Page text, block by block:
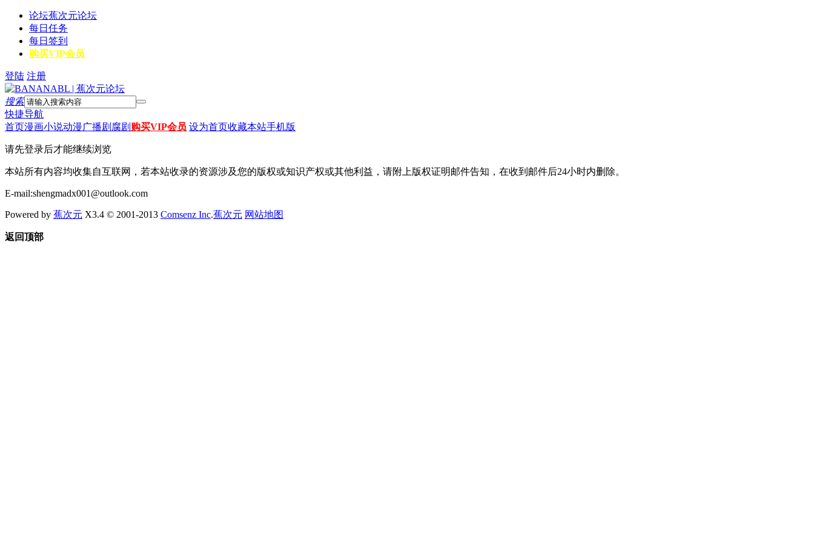
论坛蕉次元论坛
每日任务
每日签到
购买VIP会员
登陆 注册
搜索
快捷导航
首页漫画小说动漫广播剧 腐剧 购买VIP会员 设为首页收藏本站手机版
请先登录后才能继续浏览
本站所有内容均收集自互联网，若本站收录的资源涉及您的版权或知识产权或其他利益，请附上版权证明邮件告知，在收到邮件后24小时内删除。
E-mail:shengmadx001@outlook.com
Powered by 蕉次元 X3.4 © 2001-2013 Comsenz Inc.蕉次元 网站地图
返回顶部